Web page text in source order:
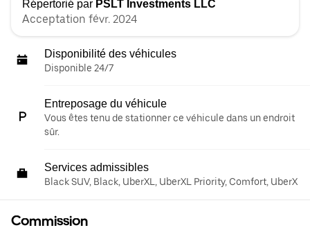
Répertorié par PSLT Investments LLC
Acceptation févr. 2024
Disponibilité des véhicules
Disponible 24/7
Entreposage du véhicule
Vous êtes tenu de stationner ce véhicule dans un endroit
sûr.
Services admissibles
Black SUV, Black, UberXL, UberXL Priority, Comfort, UberX
Commission